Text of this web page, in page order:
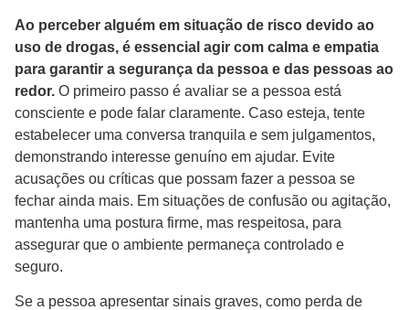
Ao perceber alguém em situação de risco devido ao
uso de drogas, é essencial agir com calma e empatia
para garantir a segurança da pessoa e das pessoas ao
redor. O primeiro passo é avaliar se a pessoa está
consciente e pode falar claramente. Caso esteja, tente
estabelecer uma conversa tranquila e sem julgamentos,
demonstrando interesse genuíno em ajudar. Evite
acusações ou críticas que possam fazer a pessoa se
fechar ainda mais. Em situações de confusão ou agitação,
mantenha uma postura firme, mas respeitosa, para
assegurar que o ambiente permaneça controlado e
seguro.
Se a pessoa apresentar sinais graves, como perda de